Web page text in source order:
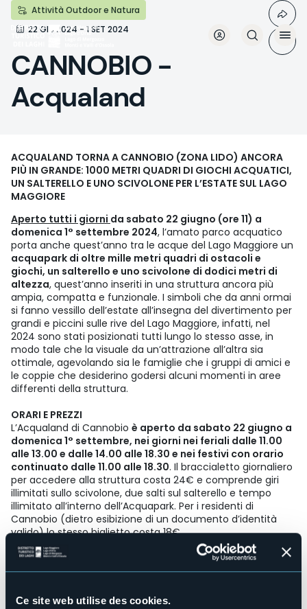
Ce site web utilise des cookies.
Aller
au
contenu
Attività Outdoor e Natura
22 GIU 2024 - 1 SET 2024
CANNOBIO -
Acqualand
ACQUALAND TORNA A CANNOBIO (ZONA LIDO) ANCORA
PIÙ IN GRANDE: 1000 METRI QUADRI DI GIOCHI ACQUATICI,
UN SALTERELLO E UNO SCIVOLONE PER L’ESTATE SUL LAGO
MAGGIORE
Aperto tutti i giorni da sabato 22 giugno (ore 11) a
domenica 1° settembre 2024, l’amato parco acquatico
porta anche quest’anno tra le acque del Lago Maggiore un
acquapark di oltre mille metri quadri di ostacoli e
giochi, un salterello e uno scivolone di dodici metri di
altezza, quest’anno inseriti in una struttura ancora più
ampia, compatta e funzionale. I simboli che da anni ormai
si fanno vessillo dell’estate all’insegna del divertimento per
grandi e piccini sulle rive del Lago Maggiore, infatti, nel
2024 sono stati posizionati tutti lungo lo stesso asse, in
modo tale che la visuale da un’attrazione all’altra sia
ottimale, agevolando sia le famiglie che i gruppi di amici e
le coppie che desiderino godersi alcuni momenti in aree
differenti della struttura.
ORARI E PREZZI
L’Acqualand di Cannobio è aperto da sabato 22 giugno a
domenica 1° settembre, nei giorni nei feriali dalle 11.00
alle 13.00 e dalle 14.00 alle 18.30 e nei festivi con orario
continuato dalle 11.00 alle 18.30. Il braccialetto giornaliero
per accedere alla struttura costa 24€ e comprende giri
illimitati sullo scivolone, due salti sul salterello e tempo
illimitato all’interno dell’Acquapark. Per i residenti di
Cannobio (dietro esibizione di un documento d’identità
valido) lo stesso biglietto costa 18€.
È possibile accedere anche singolarmente alle tre diverse
aree della struttura con i seguenti prezzi:
• Acquapark: 10€ per un’ora, cui vanno successivamente
• Scivolone: una scivolata costa 2€, otto scivolate 10€,